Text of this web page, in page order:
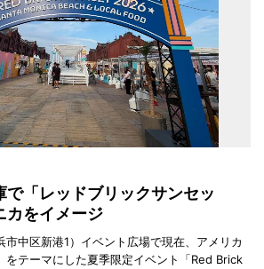
で「レッドブリックサンセッ
カをイメージ
市中区新港1）イベント広場で現在、アメリカ
をテーマにした夏季限定イベント「Red Brick